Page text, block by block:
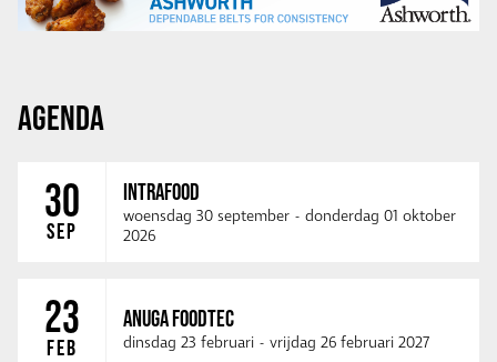
AGENDA
30
SEP
INTRAFOOD
woensdag 30 september - donderdag 01 oktober
2026
23
FEB
ANUGA FOODTEC
dinsdag 23 februari - vrijdag 26 februari 2027